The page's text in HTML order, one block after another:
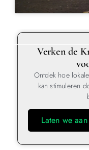
Verken de
Ontdek hoe
kan stimuleren
Laten we